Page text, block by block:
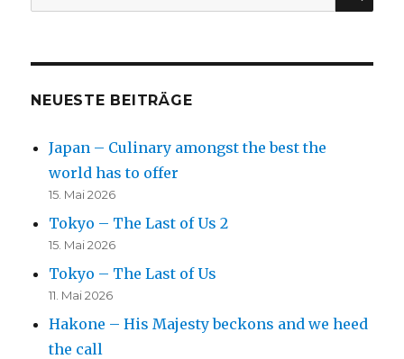
nach:
NEUESTE BEITRÄGE
Japan – Culinary amongst the best the
world has to offer
15. Mai 2026
Tokyo – The Last of Us 2
15. Mai 2026
Tokyo – The Last of Us
11. Mai 2026
Hakone – His Majesty beckons and we heed
the call